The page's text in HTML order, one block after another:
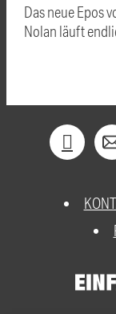
Das neue Epos
Nolan läuft